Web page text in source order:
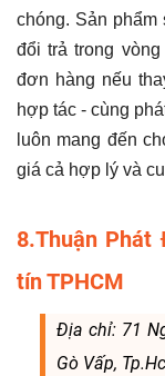
chóng. Sản
đổi trả trong
đơn hàng nếu
hợp tác - cùng
luôn mang đến
giá cả hợp lý và
8.Thuận
tín TPHCM
Địa chỉ: 71
Gò Vấp,